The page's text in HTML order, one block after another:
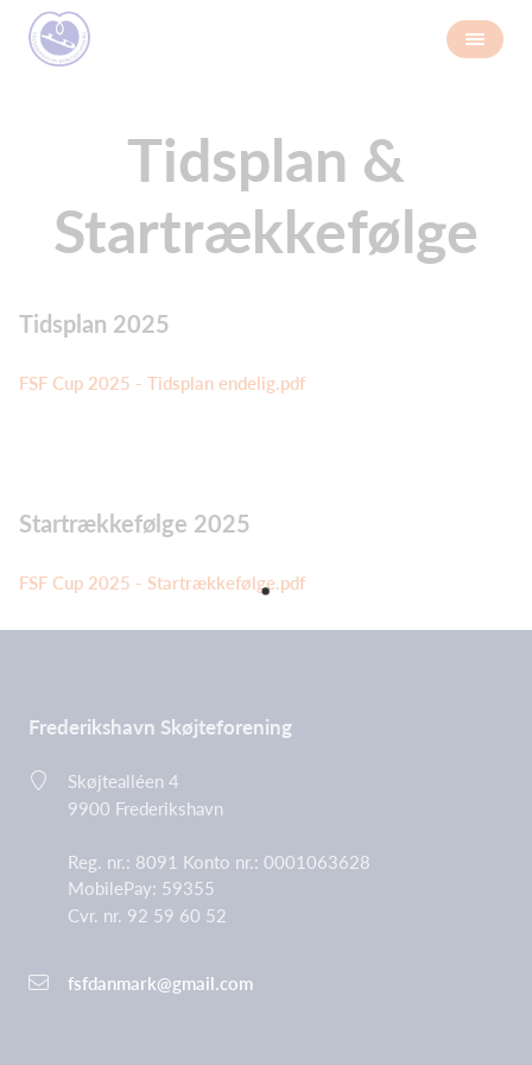
Tidsplan &
Startrækkefølge
Tidsplan 2025
FSF Cup 2025 - Tidsplan endelig.pdf
Startrækkefølge 2025
FSF Cup 2025 - Startrækkefølge.pdf
Frederikshavn Skøjteforening
Skøjtealléen 4
9900 Frederikshavn
Reg. nr.: 8091 Konto nr.: 0001063628
MobilePay: 59355
Cvr. nr. 92 59 60 52
fsfdanmark@gmail. com